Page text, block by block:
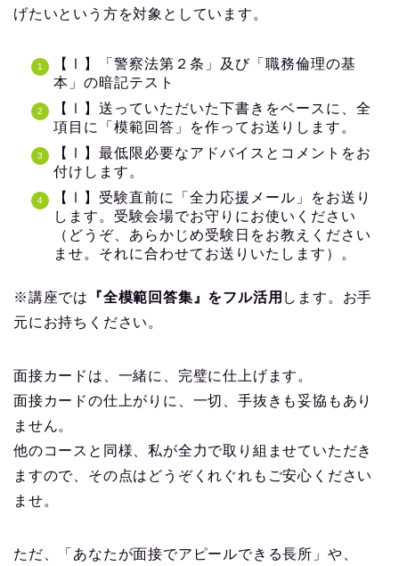
↑実際の添削例１(講評・ポイントなど)